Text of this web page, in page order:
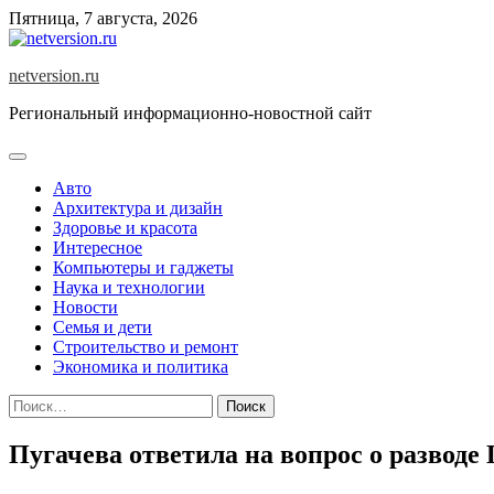
Skip
to
Пятница, 7 августа, 2026
netversion.ru
Региональный информационно-новостной сайт
Авто
Архитектура и дизайн
Здоровье и красота
Интересное
Компьютеры и гаджеты
Наука и технологии
Новости
Семья и дети
Строительство и ремонт
Экономика и политика
Найти:
Пугачева ответила на вопрос о